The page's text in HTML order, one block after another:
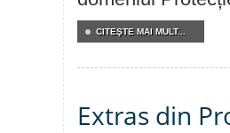
CITEŞTE MAI MULT...
Extras din